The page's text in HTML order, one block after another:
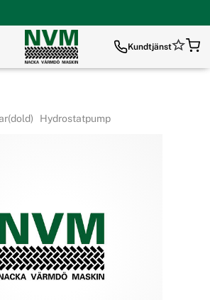
Kundtjänst
Hydrostatpump